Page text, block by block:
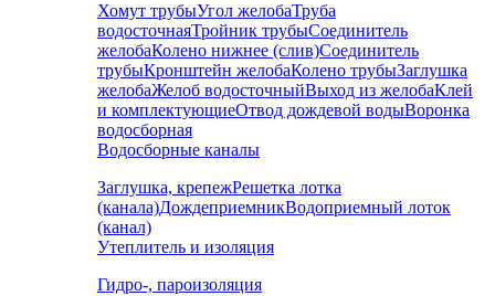
Хомут трубыУгол желобаТруба
водосточнаяТройник трубыСоединитель
желобаКолено нижнее (слив)Соединитель
трубыКронштейн желобаКолено трубыЗаглушка
желобаЖелоб водосточныйВыход из желобаКлей
и комплектующиеОтвод дождевой водыВоронка
водосборная
Водосборные каналы
Заглушка, крепежРешетка лотка
(канала)ДождеприемникВодоприемный лоток
(канал)
Утеплитель и изоляция
Гидро-, пароизоляция